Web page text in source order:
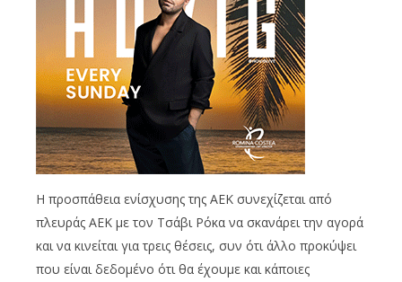
Η προσπάθεια ενίσχυσης της ΑΕΚ συνεχίζεται από
πλευράς ΑΕΚ με τον Τσάβι Ρόκα να σκανάρει την αγορά
και να κινείται για τρεις θέσεις, συν ότι άλλο προκύψει
που είναι δεδομένο ότι θα έχουμε και κάποιες